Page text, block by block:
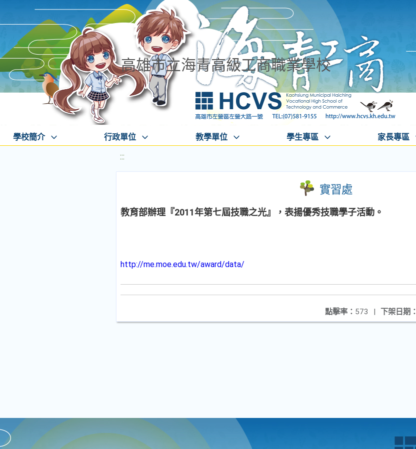
高雄市立海青高級工商職業學校
學校簡介 行政單位 教學單位 學生專區 家長專區
:::
實習處
教育部辦理『2011年第七屆技職之光』，表揚優秀技職學子活動。
http://me.moe.edu.tw/award/data/
下架日期：
點擊率： 573 |